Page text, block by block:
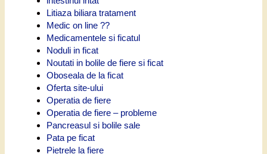
Litiaza biliara tratament
Medic on line ??
Medicamentele si ficatul
Noduli in ficat
Noutati in bolile de fiere si ficat
Oboseala de la ficat
Oferta site-ului
Operatia de fiere
Operatia de fiere – probleme
Pancreasul si bolile sale
Pata pe ficat
Pietrele la fiere